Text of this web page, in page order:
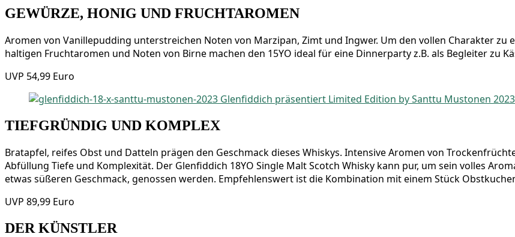
GEWÜRZE, HONIG UND FRUCHTAROMEN
Aro­men von Vanil­le­pud­ding unter­strei­chen Noten von Mar­zi­pan, Zimt und Ing­wer. Um den vol­len Cha­rak­ter
hal­ti­gen Frucht­aro­men und Noten von Bir­ne machen den 15YO ide­al für eine Din­ner­par­ty z.B. als Beglei­ter zu
UVP 54,99 Euro
TIEFGRÜNDIG UND KOMPLEX
Brat­ap­fel, rei­fes Obst und Dat­teln prä­gen den Geschmack die­ses Whis­kys. Inten­si­ve Aro­men von
Abfül­lung Tie­fe und Kom­ple­xi­tät. Der Glen­fid­dich 18YO Sin­gle Malt Scotch Whis­ky kann pur, um sein vol­les
etwas süße­ren Geschmack, genos­sen wer­den. Emp­feh­lens­wert ist die Kom­bi­na­ti­on mit einem Stück
UVP 89,99 Euro
DER KÜNSTLER